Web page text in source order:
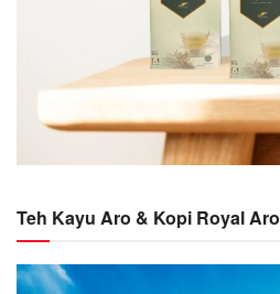
Teh Kayu Aro & Kopi Royal Aro